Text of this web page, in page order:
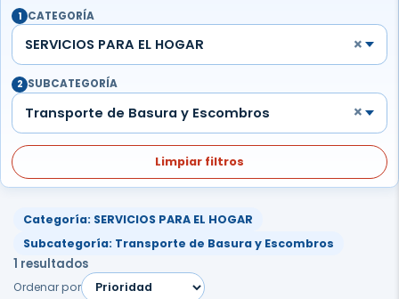
1 CATEGORÍA
SERVICIOS PARA EL HOGAR ×
2 SUBCATEGORÍA
Transporte de Basura y Escombros ×
Limpiar filtros
Categoría: SERVICIOS PARA EL HOGAR
Subcategoría: Transporte de Basura y Escombros
1 resultados
Ordenar por